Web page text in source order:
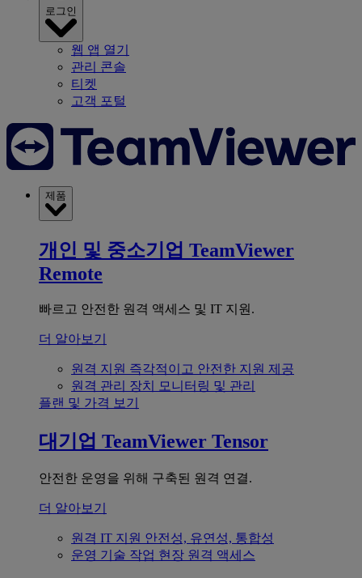
로그인
웹 앱 열기
관리 콘솔
티켓
고객 포털
제품
개인 및 중소기업 TeamViewer
Remote
빠르고 안전한 원격 액세스 및 IT 지원.
더 알아보기
원격 지원 즉각적이고 안전한 지원 제공
원격 관리 장치 모니터링 및 관리
플랜 및 가격 보기
대기업 TeamViewer Tensor
안전한 운영을 위해 구축된 원격 연결.
더 알아보기
원격 IT 지원 안전성, 유연성, 통합성
운영 기술 작업 현장 원격 액세스